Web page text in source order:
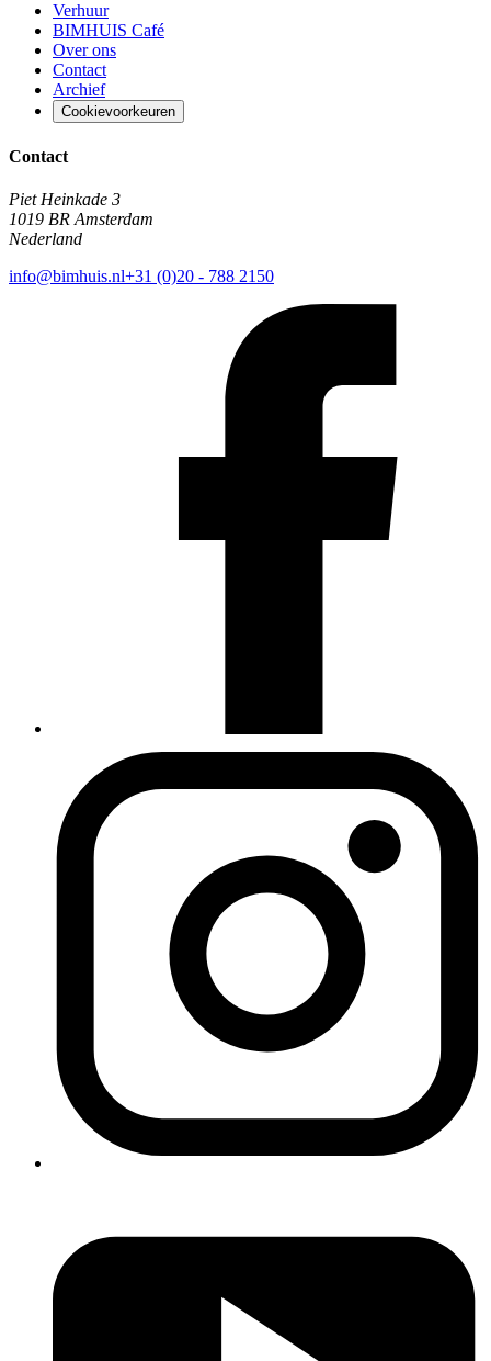
Verhuur
BIMHUIS Café
Over ons
Contact
Archief
Cookievoorkeuren
Contact
Piet Heinkade 3
1019 BR Amsterdam
Nederland
info@bimhuis.nl+31 (0)20 - 788 2150